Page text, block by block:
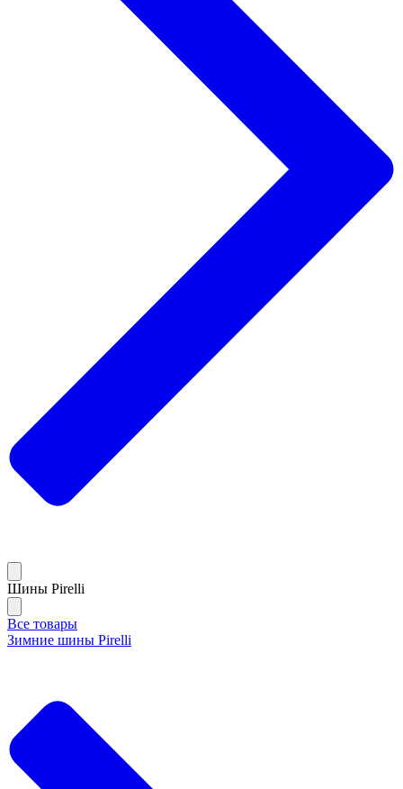
Шины Pirelli
Все товары
Зимние шины Pirelli